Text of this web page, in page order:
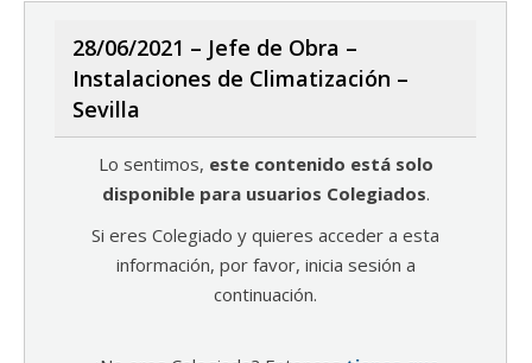
28/06/2021 – Jefe de Obra –
Instalaciones de Climatización –
Sevilla
Lo sentimos, este contenido está solo
disponible para usuarios Colegiados.
Si eres Colegiado y quieres acceder a esta
información, por favor, inicia sesión a
continuación.